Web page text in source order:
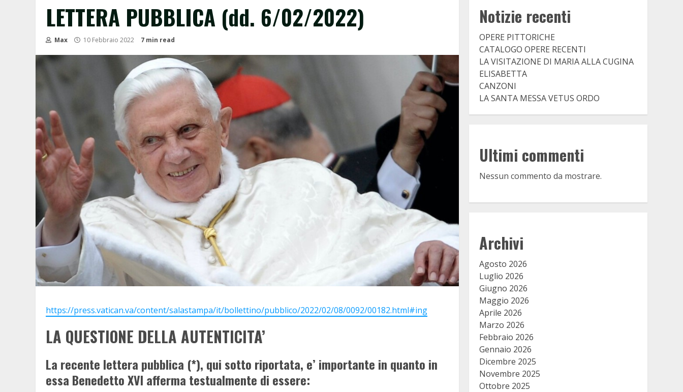
LETTERA PUBBLICA (dd. 6/02/2022)
Max 10 Febbraio 2022 7 min read
https://press.vatican.va/content/salastampa/it/bollettino/pubblico/2022/02/08/0092/00182.html#ing
LA QUESTIONE DELLA AUTENTICITA’
La recente lettera pubblica (*), qui sotto riportata, e’ importante in quanto in
essa Benedetto XVI afferma testualmente di essere:
Notizie recenti
OPERE PITTORICHE
CATALOGO OPERE RECENTI
LA VISITAZIONE DI MARIA ALLA CUGINA
ELISABETTA
CANZONI
LA SANTA MESSA VETUS ORDO
Ultimi commenti
Nessun commento da mostrare.
Archivi
Agosto 2026
Luglio 2026
Giugno 2026
Maggio 2026
Aprile 2026
Marzo 2026
Febbraio 2026
Gennaio 2026
Dicembre 2025
Novembre 2025
Ottobre 2025